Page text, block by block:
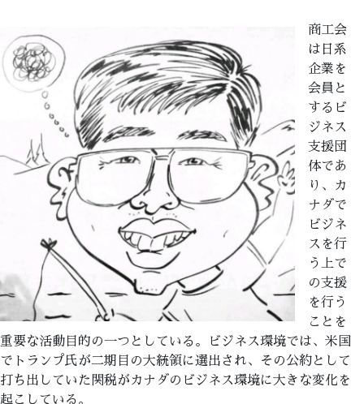
商工会
は日系
企業を
会員と
するビ
ジネス
支援団
体であ
り、カ
ナダで
ビジネ
スを行
う上で
の支援
を行う
ことを
重要な活動目的の一つとしている。ビジネス環境では、米国
でトランプ氏が二期目の大統領に選出され、その公約として
打ち出していた関税がカナダのビジネス環境に大きな変化を
起こしている。